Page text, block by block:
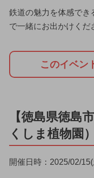
鉄道の魅力を体感でき
で一緒にお出かけくだ
このイベン
【徳島県徳島
くしま植物園）
開催日時：2025/02/